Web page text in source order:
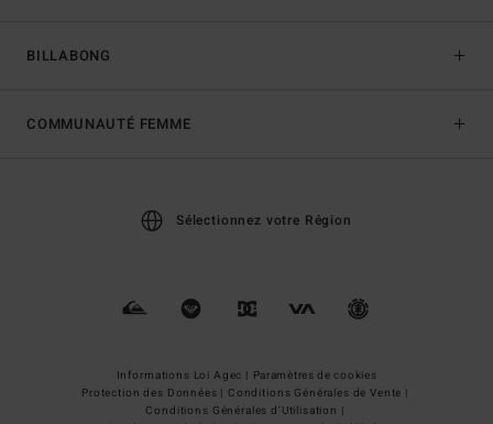
BILLABONG
COMMUNAUTÉ FEMME
Sélectionnez votre Région
Informations Loi Agec | Paramètres de cookies
Protection des Données | Conditions Générales de Vente |
Conditions Générales d'Utilisation |